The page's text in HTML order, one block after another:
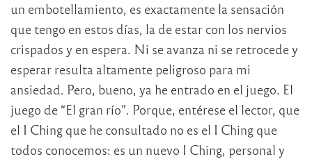
un embotellamiento, es exactamente la sensación
que tengo en estos días, la de estar con los nervios
crispados y en espera. Ni se avanza ni se retrocede y
esperar resulta altamente peligroso para mi
ansiedad. Pero, bueno, ya he entrado en el juego. El
juego de “El gran río”. Porque, entérese el lector, que
el I Ching que he consultado no es el I Ching que
todos conocemos: es un nuevo I Ching, personal y